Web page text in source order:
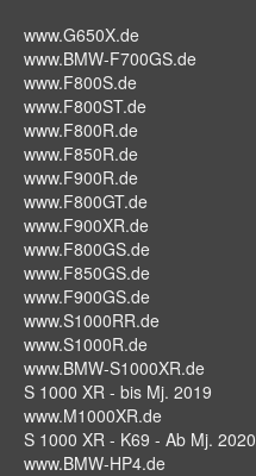
www.G650X.de
www.BMW-F700GS.de
www.F800S.de
www.F800ST.de
www.F800R.de
www.F850R.de
www.F900R.de
www.F800GT.de
www.F900XR.de
www.F800GS.de
www.F850GS.de
www.F900GS.de
www.S1000RR.de
www.S1000R.de
www.BMW-S1000XR.de
S 1000 XR - bis Mj. 2019
www.M1000XR.de
S 1000 XR - K69 - Ab Mj. 2020
www.BMW-HP4.de